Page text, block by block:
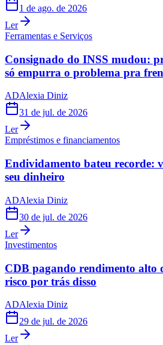
1 de ago. de 2026
Ler
Ferramentas e Serviços
Consignado do INSS mudou:
só empurra o problema pra
ADAlexia Diniz
31 de jul. de 2026
Ler
Empréstimos e financiamentos
Endividamento bateu recorde:
seu dinheiro
ADAlexia Diniz
30 de jul. de 2026
Ler
Investimentos
CDB pagando rendimento alto
risco por trás disso
ADAlexia Diniz
29 de jul. de 2026
Ler